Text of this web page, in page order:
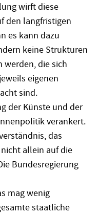
wirft diese
den langfristigen
es kann dazu
keine Strukturen
werden, die sich
eigenen
sind.
der Künste und der
verankert.
das
allein auf die
Bundesregierung
mag wenig
staatliche